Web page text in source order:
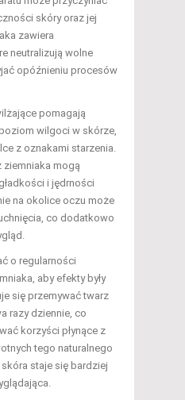
skóry oraz jej
zawiera
neutralizują wolne
opóźnieniu procesów
pomagają
wilgoci w skórze,
z oznakami starzenia.
ziemniaka mogą
i jędrności
na okolice oczu może
co dodatkowo
o regularności
aby efekty były
się przemywać twarz
razy dziennie, co
korzyści płynące z
tego naturalnego
staje się bardziej